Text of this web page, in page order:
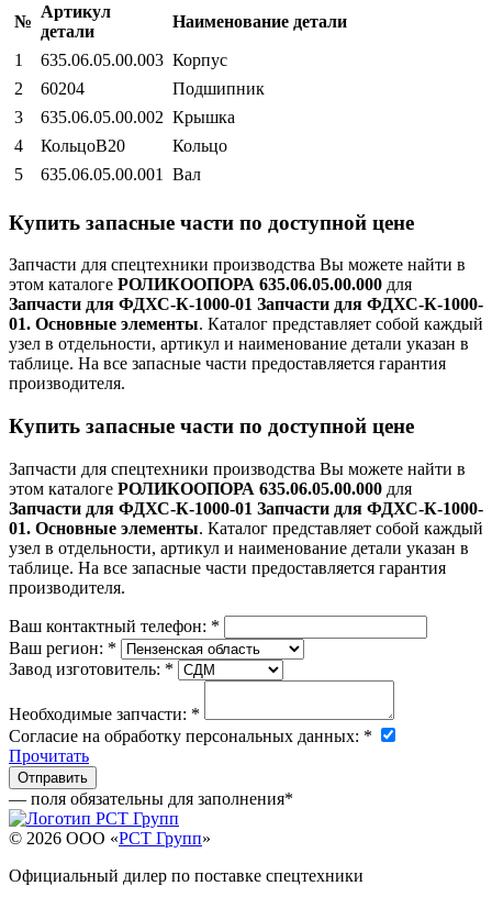
№
Артикул
детали
Наименование детали
1 635.06.05.00.003 Корпус
2
60204
Подшипник
3
635.06.05.00.002 Крышка
4
КольцоВ20
Кольцо
5
635.06.05.00.001 Вал
Купить запасные части по доступной цене
Запчасти для спецтехники производства Вы можете найти в
этом каталоге РОЛИКООПОРА 635.06.05.00.000 для
Запчасти для ФДХС-К-1000-01 Запчасти для ФДХС-К-1000-
01. Основные элементы. Каталог представляет собой каждый
узел в отдельности, артикул и наименование детали указан в
таблице. На все запасные части предоставляется гарантия
производителя.
Купить запасные части по доступной цене
Запчасти для спецтехники производства Вы можете найти в
этом каталоге РОЛИКООПОРА 635.06.05.00.000 для
Запчасти для ФДХС-К-1000-01 Запчасти для ФДХС-К-1000-
01. Основные элементы. Каталог представляет собой каждый
узел в отдельности, артикул и наименование детали указан в
таблице. На все запасные части предоставляется гарантия
производителя.
Ваш контактный телефон: *
Ваш регион: *
Завод изготовитель: *
Необходимые запчасти: *
Согласие на обработку персональных данных: *
Прочитать
— поля обязательны для заполнения*
© 2026 OOO «РСТ Групп»
Официальный дилер по поставке спецтехники